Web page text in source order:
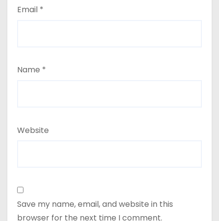
Email *
Name *
Website
Save my name, email, and website in this
browser for the next time I comment.